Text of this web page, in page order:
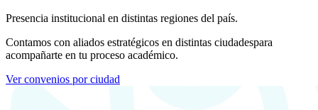
Presencia institucional en distintas regiones del país.
Contamos con aliados estratégicos en distintas ciudadespara
acompañarte en tu proceso académico.
Ver convenios por ciudad